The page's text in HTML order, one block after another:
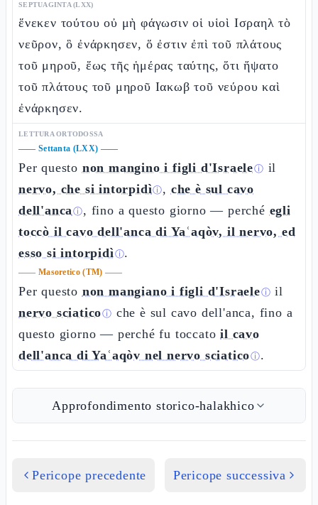
SEPTUAGINTA (LXX)
ἕνεκεν τούτου οὐ μὴ φάγωσιν οἱ υἱοὶ Ισραηλ τὸ
νεῦρον, ὃ ἐνάρκησεν, ὅ ἐστιν ἐπὶ τοῦ πλάτους
τοῦ μηροῦ, ἕως τῆς ἡμέρας ταύτης, ὅτι ἥψατο
τοῦ πλάτους τοῦ μηροῦ Ιακωβ τοῦ νεύρου καὶ
ἐνάρκησεν.
LETTURA ORTODOSSA
—— Settanta (LXX) ——
Per questo non mangino i figli d'Israeleⓘ il
nervo, che si intorpidìⓘ, che è sul cavo
dell'ancaⓘ, fino a questo giorno — perché egli
toccò il cavo dell'anca di Yaʿaqòv, il nervo, ed
esso si intorpidìⓘ.
—— Masoretico (TM) ——
Per questo non mangiano i figli d'Israeleⓘ il
nervo sciaticoⓘ che è sul cavo dell'anca, fino a
questo giorno — perché fu toccatoil cavo
dell'anca di Yaʿaqòv nel nervo sciaticoⓘ.
Approfondimento storico-halakhico
Pericope precedente Pericope successiva